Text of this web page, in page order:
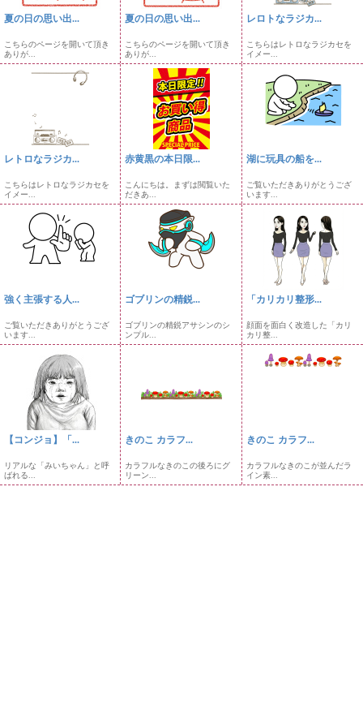
夏の日の思い出...
こちらのページを開いて頂き
ありが...
夏の日の思い出...
こちらのページを開いて頂き
ありが...
レロトなラジカ...
こちらはレトロなラジカセを
イメー...
レトロなラジカ...
こちらはレトロなラジカセを
イメー...
赤黄黒の本日限...
こんにちは。まずは閲覧いた
だきあ...
湖に玩具の船を...
ご覧いただきありがとうござ
います...
強く主張する人...
ご覧いただきありがとうござ
います...
ゴブリンの精鋭...
ゴブリンの精鋭アサシンのシ
ンプル...
「カリカリ整形...
顔面を面白く改造した「カリ
カリ整...
【コンジョ】「...
リアルな「みいちゃん」と呼
ばれる...
きのこ カラフ...
カラフルなきのこの後ろにグ
リーン...
きのこ カラフ...
カラフルなきのこが並んだラ
イン素...